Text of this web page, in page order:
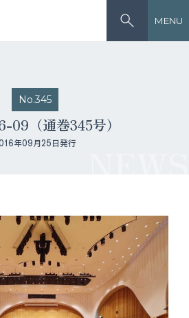
MENU
No.345
09（通巻345号）
年09月25日発行